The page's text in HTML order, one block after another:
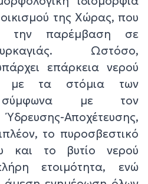
της Χώρας, που
την παρέμβαση σε
Ωστόσο,
επάρκεια νερού
με τα στόμια των
σύμφωνα με τον
Αποχέτευσης,
το πυροσβεστικό
και το βυτίο νερού
ετοιμότητα, ενώ